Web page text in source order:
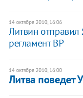
14 октября 2010, 16:06
Литвин отправил
регламент ВР
14 октября 2010, 16:00
Литва поведет